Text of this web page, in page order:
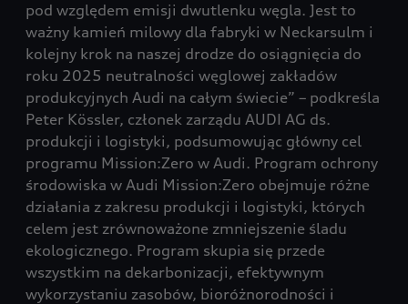
pod względem emisji dwutlenku węgla. Jest to
ważny kamień milowy dla fabryki w Neckarsulm i
kolejny krok na naszej drodze do osiągnięcia do
roku 2025 neutralności węglowej zakładów
produkcyjnych Audi na całym świecie” – podkreśla
Peter Kössler, członek zarządu AUDI AG ds.
produkcji i logistyki, podsumowując główny cel
programu Mission:Zero w Audi. Program ochrony
środowiska w Audi Mission:Zero obejmuje różne
działania z zakresu produkcji i logistyki, których
celem jest zrównoważone zmniejszenie śladu
ekologicznego. Program skupia się przede
wszystkim na dekarbonizacji, efektywnym
wykorzystaniu zasobów, bioróżnorodności i